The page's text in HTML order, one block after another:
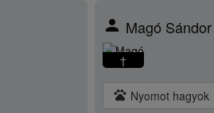
person Magó Sándor
†
pets Nyomot hagyok